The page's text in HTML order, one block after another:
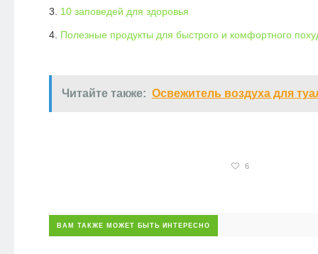
10 заповедей для здоровья
Полезные продукты для быстрого и комфортного
Читайте также: Освежитель воздуха для
6
ВАМ ТАКЖЕ МОЖЕТ БЫТЬ ИНТЕРЕСНО